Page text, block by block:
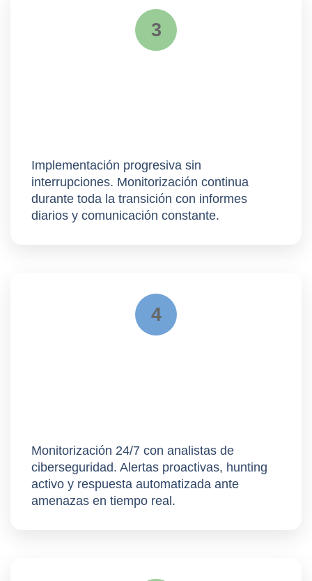
3
Implementación progresiva sin
interrupciones. Monitorización continua
durante toda la transición con informes
diarios y comunicación constante.
4
Monitorización 24/7 con analistas de
ciberseguridad. Alertas proactivas, hunting
activo y respuesta automatizada ante
amenazas en tiempo real.